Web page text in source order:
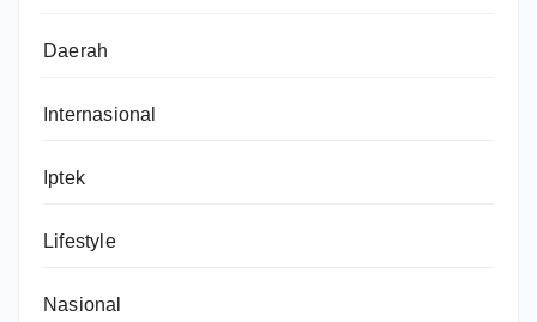
Daerah
Internasional
Iptek
Lifestyle
Nasional